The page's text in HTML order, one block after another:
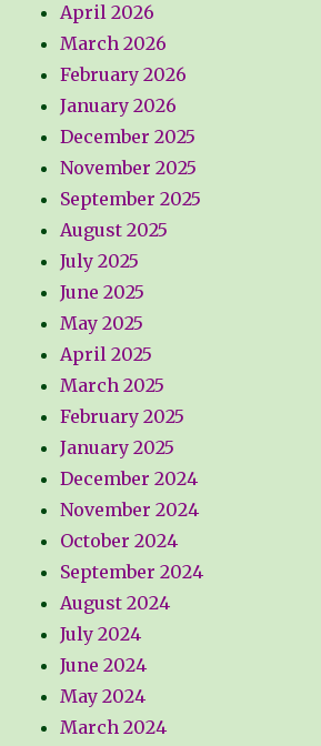
April 2026
March 2026
February 2026
January 2026
December 2025
November 2025
September 2025
August 2025
July 2025
June 2025
May 2025
April 2025
March 2025
February 2025
January 2025
December 2024
November 2024
October 2024
September 2024
August 2024
July 2024
June 2024
May 2024
March 2024